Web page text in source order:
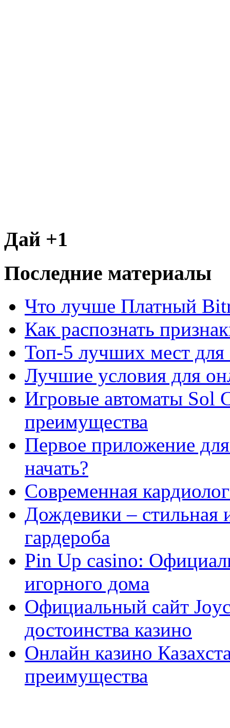
Дай +1
Последние материалы
Что лучше Платный
Как распознать
Топ-5 лучших мест для
Лучшие условия для
Игровые автоматы Sol
преимущества
Первое приложение
начать?
Современная
Дождевики – стильная
гардероба
Pin Up casino:
игорного дома
Официальный сайт
достоинства казино
Онлайн казино
преимущества